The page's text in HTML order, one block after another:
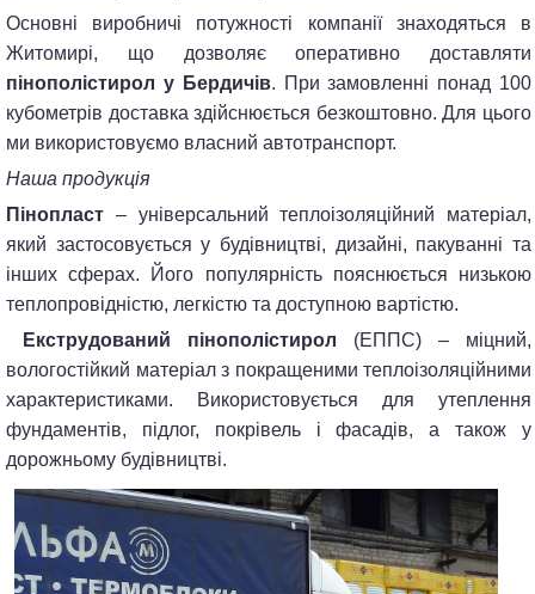
Основні виробничі потужності компанії знаходяться в
Житомирі, що дозволяє оперативно доставляти
пінополістирол у Бердичів. При замовленні понад 100
кубометрів доставка здійснюється безкоштовно. Для цього
ми використовуємо власний автотранспорт.
Наша продукція
Пінопласт – універсальний теплоізоляційний матеріал,
який застосовується у будівництві, дизайні, пакуванні та
інших сферах. Його популярність пояснюється низькою
теплопровідністю, легкістю та доступною вартістю.
Екструдований пінополістирол (ЕППС) – міцний,
вологостійкий матеріал з покращеними теплоізоляційними
характеристиками. Використовується для утеплення
фундаментів, підлог, покрівель і фасадів, а також у
дорожньому будівництві.